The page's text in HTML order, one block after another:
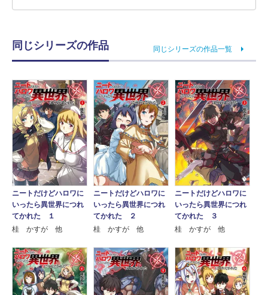
同じシリーズの作品 同じシリーズの作品一覧
ニートだけどハロワに
いったら異世界につれ
てかれた １
桂 かすが 他
ニートだけどハロワに
いったら異世界につれ
てかれた ２
桂 かすが 他
ニートだけどハロワに
いったら異世界につれ
てかれた ３
桂 かすが 他